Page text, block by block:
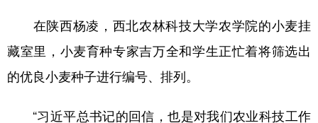
在陕西杨凌，西北农林科技大学农学院的小麦挂
藏室里，小麦育种专家吉万全和学生正忙着将筛选出
的优良小麦种子进行编号、排列。
“习近平总书记的回信，也是对我们农业科技工作